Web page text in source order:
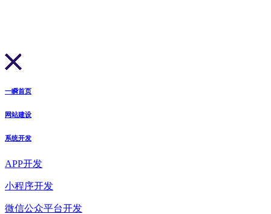
一瞬首页
网站建设
系统开发
APP开发
小程序开发
微信公众平台开发